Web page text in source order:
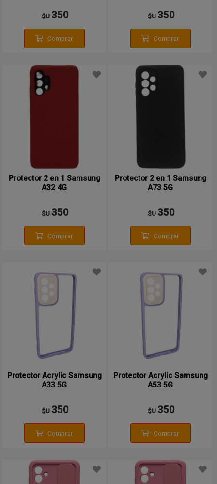
$U 350
Comprar
$U 350
Comprar
Protector 2 en 1 Samsung
A32 4G
$U 350
Comprar
Protector 2 en 1 Samsung
A73 5G
$U 350
Comprar
Protector Acrylic Samsung
A33 5G
$U 350
Comprar
Protector Acrylic Samsung
A53 5G
$U 350
Comprar